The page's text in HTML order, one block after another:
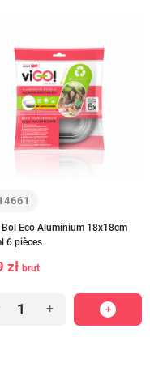
Bol Eco Aluminium 18x18cm
6 pièces
zł brut
+